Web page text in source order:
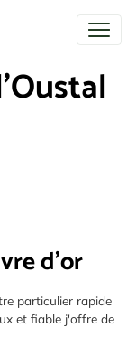
d'or
particulier rapide
et fiable j'offre de